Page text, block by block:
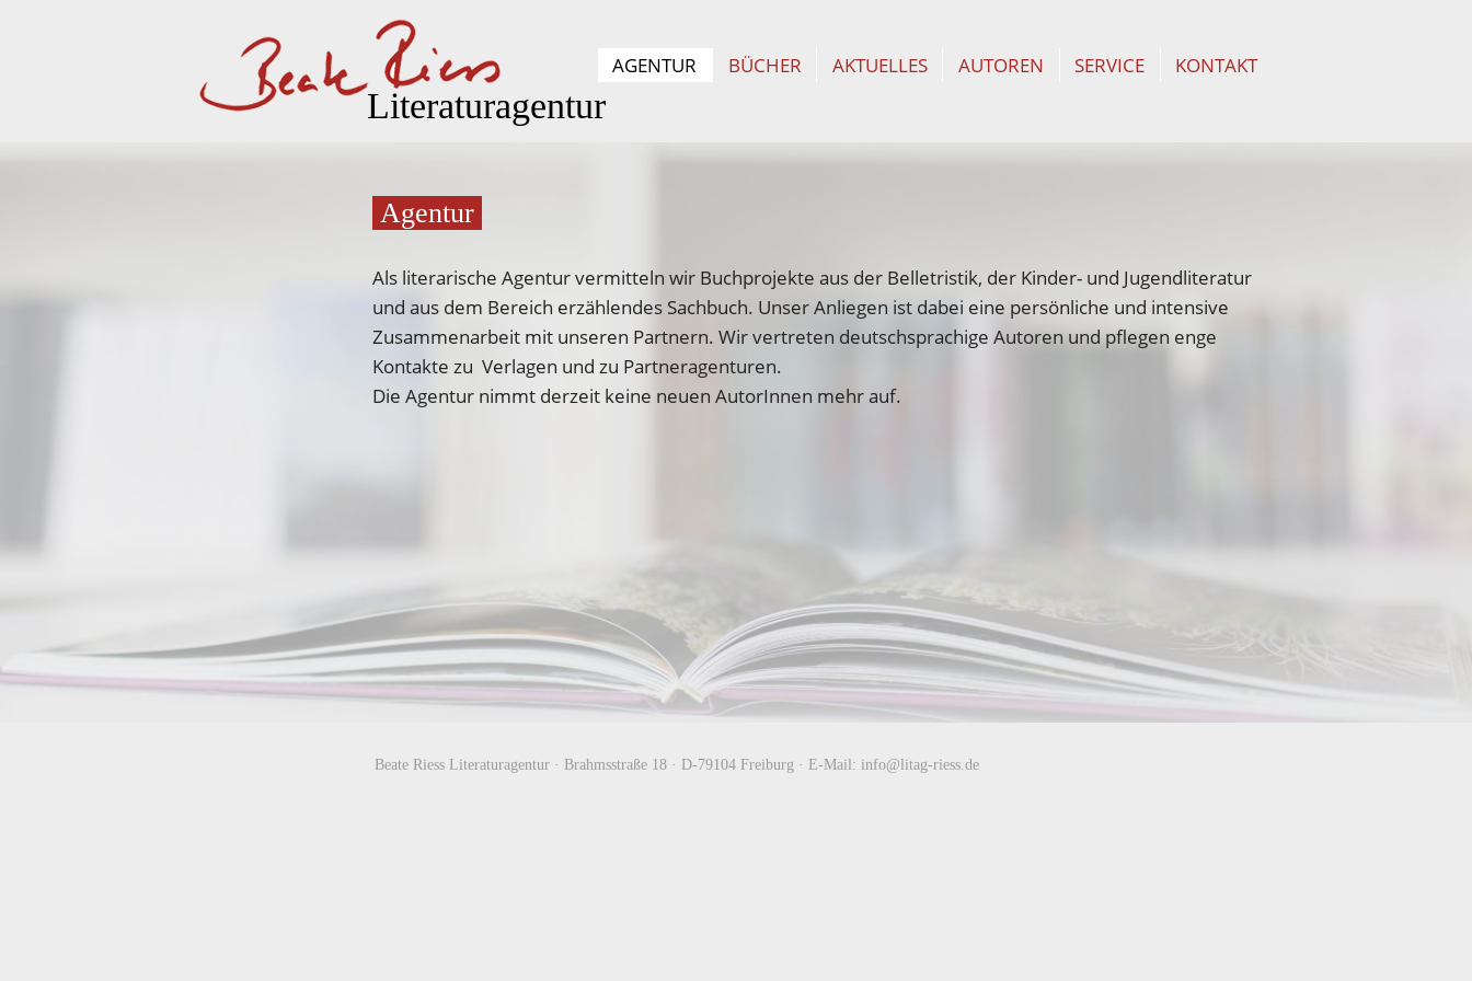
Literaturagentur
AGENTUR BÜCHER AKTUELLES AUTOREN SERVICE KONTAKT
Agentur
Als literarische Agentur vermitteln wir Buchprojekte aus der Belletristik, der Kinder- und Jugendliteratur
und aus dem Bereich erzählendes Sachbuch. Unser Anliegen ist dabei eine persönliche und intensive
Zusammenarbeit mit unseren Partnern. Wir vertreten deutschsprachige Autoren und pflegen enge
Kontakte zu Verlagen und zu Partneragenturen.
Die Agentur nimmt derzeit keine neuen AutorInnen mehr auf.
Beate Riess Literaturagentur · Brahmsstraße 18 · D-79104 Freiburg · E-Mail: info@litag-riess.de